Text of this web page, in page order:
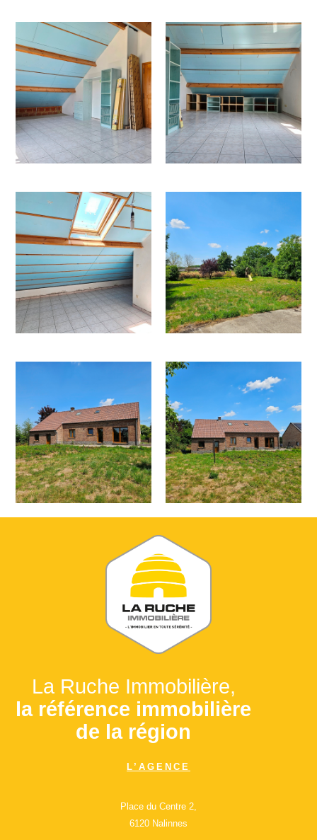
La Ruche Immobilière,
la référence immobilière
de la région
L’AGENCE
Place du Centre 2,
6120 Nalinnes